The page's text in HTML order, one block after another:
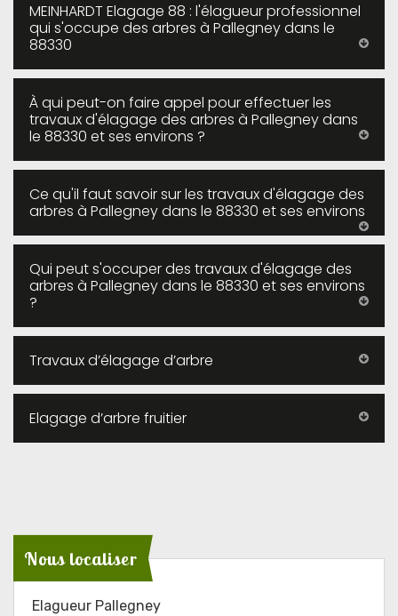
MEINHARDT Elagage 88 : l'élagueur professionnel
qui s'occupe des arbres à Pallegney dans le
88330
À qui peut-on faire appel pour effectuer les
travaux d'élagage des arbres à Pallegney dans
le 88330 et ses environs ?
Ce qu'il faut savoir sur les travaux d'élagage des
arbres à Pallegney dans le 88330 et ses environs
Qui peut s'occuper des travaux d'élagage des
arbres à Pallegney dans le 88330 et ses environs
?
Travaux d’élagage d’arbre
Elagage d’arbre fruitier
Nous localiser
Elagueur Pallegney